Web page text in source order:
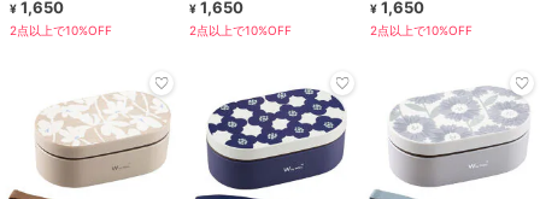
レディース かわいい おしゃれ
¥ 1,650
2点以上で10%OFF
レディース かわいい おしゃれ
¥ 1,650
2点以上で10%OFF
レディース かわいい おしゃれ
¥ 1,650
2点以上で10%OFF